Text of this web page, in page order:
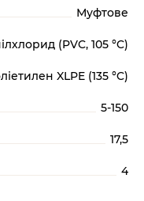
Муфтове
(PVC, 105 °C)
XLPE (135 °C)
5-150
17,5
4